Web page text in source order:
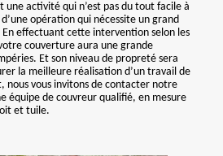
une activité qui n’est pas du tout facile à
opération qui nécessite un grand
effectuant cette intervention selon les
couverture aura une grande
Et son niveau de propreté sera
la meilleure réalisation d’un travail de
nous vous invitons de contacter notre
équipe de couvreur qualifié, en mesure
et tuile.